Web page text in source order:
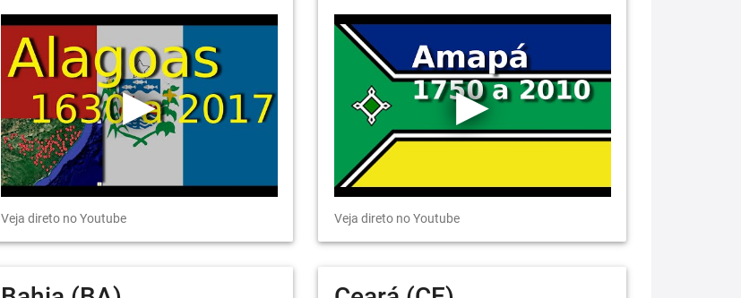
Veja direto no Youtube Veja direto no Youtube